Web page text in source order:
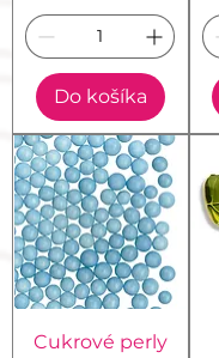
Do košíka
Cukrové perly